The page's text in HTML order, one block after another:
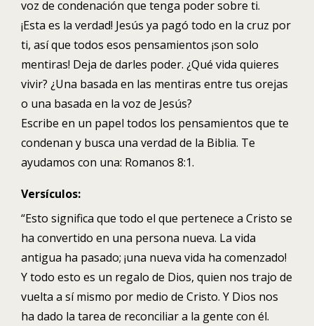
voz de condenación que tenga poder sobre ti.
¡Esta es la verdad! Jesús ya pagó todo en la cruz por
ti, así que todos esos pensamientos ¡son solo
mentiras! Deja de darles poder. ¿Qué vida quieres
vivir? ¿Una basada en las mentiras entre tus orejas
o una basada en la voz de Jesús?
Escribe en un papel todos los pensamientos que te
condenan y busca una verdad de la Biblia. Te
ayudamos con una: Romanos 8:1.
Versículos:
“Esto significa que todo el que pertenece a Cristo se
ha convertido en una persona nueva. La vida
antigua ha pasado; ¡una nueva vida ha comenzado!
Y todo esto es un regalo de Dios, quien nos trajo de
vuelta a sí mismo por medio de Cristo. Y Dios nos
ha dado la tarea de reconciliar a la gente con él.